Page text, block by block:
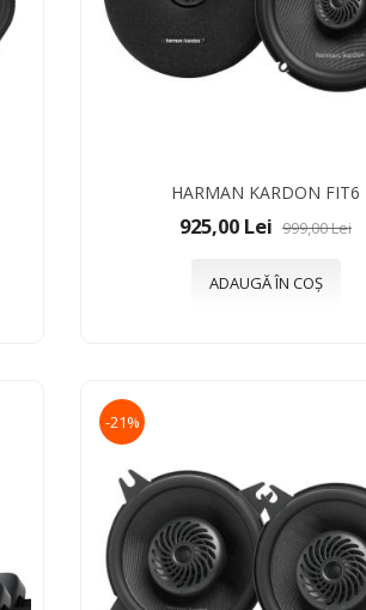
HARMAN KARDON FIT6
925,00 Lei 999,00 Lei
ADAUGĂ ÎN COȘ
-21%